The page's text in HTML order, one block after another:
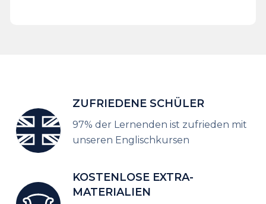
ZUFRIEDENE SCHÜLER
97% der Lernenden ist zufrieden mit
unseren Englischkursen
KOSTENLOSE EXTRA-
MATERIALIEN